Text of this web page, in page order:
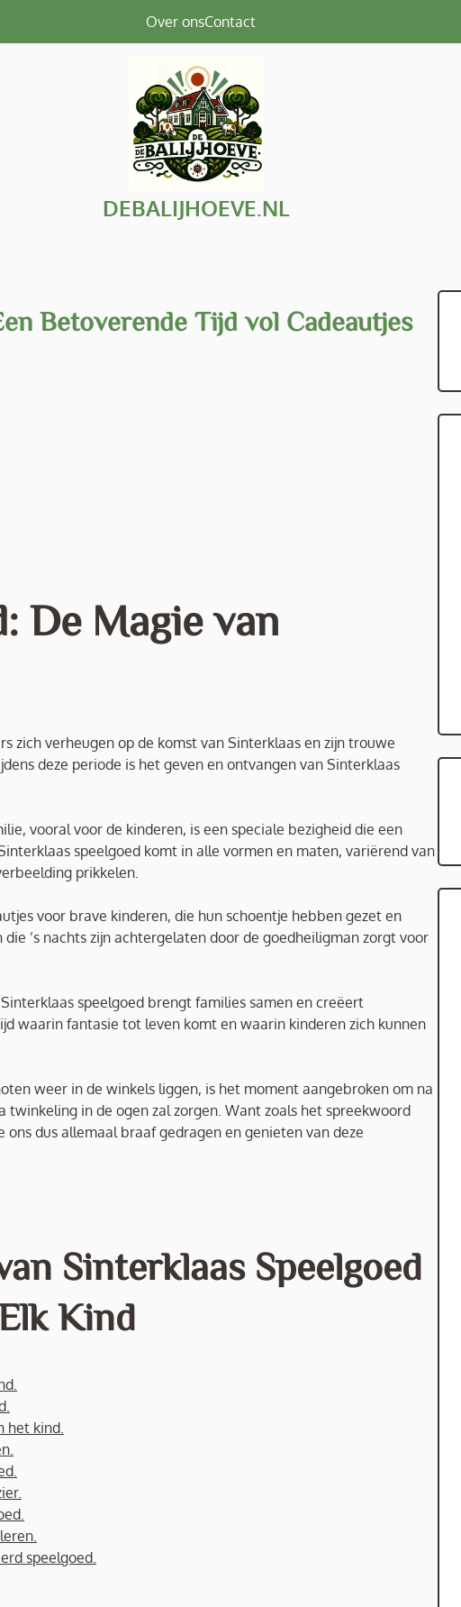
Over onsContact
DEBALIJHOEVE.NL
Betoverende Tijd vol Cadeautjes
De Magie van
zich verheugen op de komst van Sinterklaas en zijn trouwe
deze periode is het geven en ontvangen van Sinterklaas
vooral voor de kinderen, is een speciale bezigheid die een
speelgoed komt in alle vormen en maten, variërend van
prikkelen.
voor brave kinderen, die hun schoentje hebben gezet en
’s nachts zijn achtergelaten door de goedheiligman zorgt voor
speelgoed brengt families samen en creëert
waarin fantasie tot leven komt en waarin kinderen zich kunnen
weer in de winkels liggen, is het moment aangebroken om na
in de ogen zal zorgen. Want zoals het spreekwoord
dus allemaal braaf gedragen en genieten van deze
Sinterklaas Speelgoed
Kind
het kind.
speelgoed.